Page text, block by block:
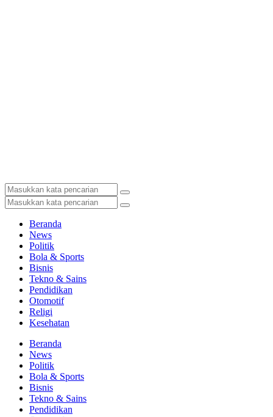
Beranda
News
Politik
Bola & Sports
Bisnis
Tekno & Sains
Pendidikan
Otomotif
Religi
Kesehatan
Beranda
News
Politik
Bola & Sports
Bisnis
Tekno & Sains
Pendidikan